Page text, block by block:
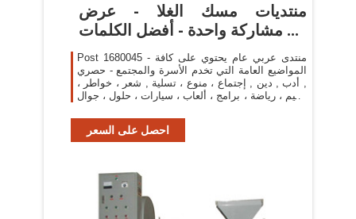
منتديات مسك الغلا - عرض
مشاركة واحدة - أفضل الكلمات ...
Post 1680045 - منتدى عربي عام يحتوي على كافة
المواضيع العامة التي تخدم الأسرة والمجتمع - حصري
, أدب , دين , إجتماع ، منوع ، تسلية , شعر ، خواطر ،
تعليم ، رياضة ، برامج ، ألعاب ، سيارات ، حلول ، جوال
احصل على السعر